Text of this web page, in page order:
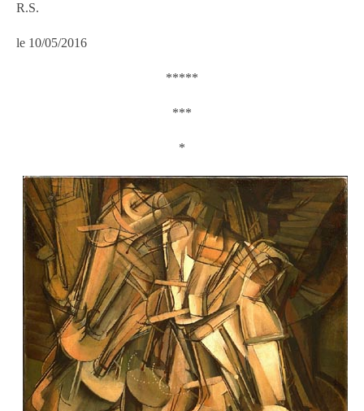
R.S.
le 10/05/2016
*****
***
*